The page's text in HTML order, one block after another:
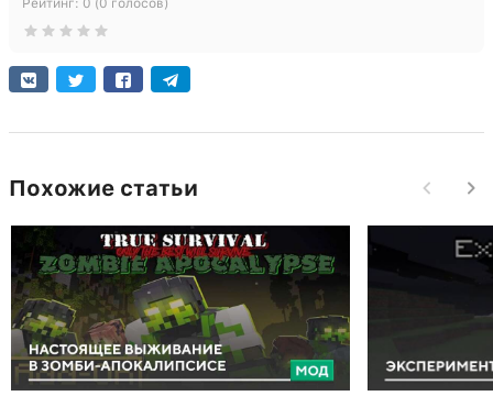
Рейтинг: 0 (0 голосов)
Похожие статьи